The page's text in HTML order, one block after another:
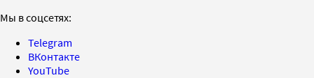
Мы в соцсетях:
Telegram
ВКонтакте
YouTube